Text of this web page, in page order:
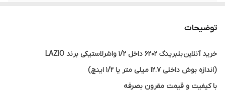
توضیحات
خرید آنلاین بلبرینگ 6202 داخل 1/2 واشرلاستیکی برند LAZIO
(اندازه بوش داخلی 12.7 میلی متر یا 1/2 اینچ)
با کیفیت و قیمت مقرون بصرفه